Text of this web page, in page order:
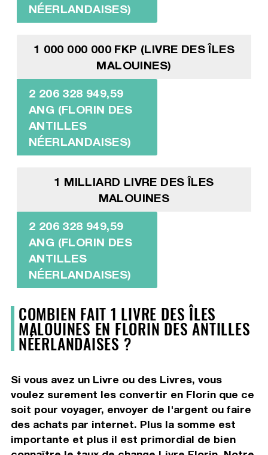
NÉERLANDAISES)
1 000 000 000 FKP (LIVRE DES ÎLES
MALOUINES)
2 206 328 949,59
ANG (FLORIN DES
ANTILLES
NÉERLANDAISES)
1 MILLIARD LIVRE DES ÎLES
MALOUINES
2 206 328 949,59
ANG (FLORIN DES
ANTILLES
NÉERLANDAISES)
COMBIEN FAIT 1 LIVRE DES ÎLES
MALOUINES EN FLORIN DES ANTILLES
NÉERLANDAISES ?
Si vous avez un Livre ou des Livres, vous
voulez surement les convertir en Florin que ce
soit pour voyager, envoyer de l'argent ou faire
des achats par internet. Plus la somme est
importante et plus il est primordial de bien